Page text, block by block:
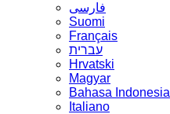
فارسی
Suomi
Français
עברית
Hrvatski
Magyar
Bahasa Indonesia
Italiano